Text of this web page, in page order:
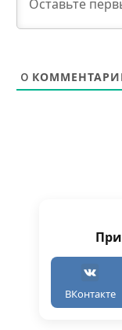
0
ВКонтакте